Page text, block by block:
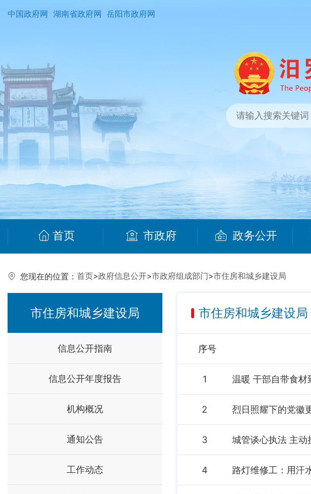
中国政府网 湖南省政府网 岳阳市政府网
首页 市政府 政务公开
您现在的位置： 首页>政府信息公开>市政府组成部门>市住房和城乡建设局
市住房和城乡建设局
信息公开指南
信息公开年度报告
机构概况
通知公告
工作动态
市住房和城乡建设局
序号
1 温暖 干部自带食材
2 烈日照耀下的党徽
3 城管谈心执法 主动
4 路灯维修工：用汗